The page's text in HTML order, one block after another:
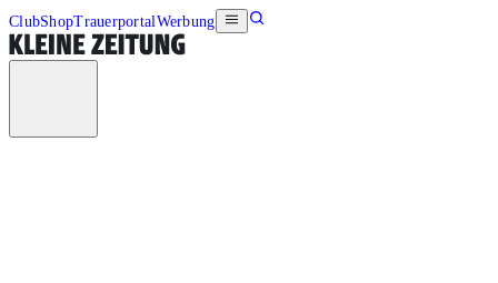
ClubShopTrauerportalWerbung